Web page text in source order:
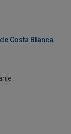
Costa Blanca